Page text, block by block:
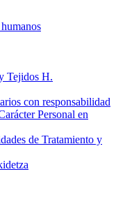
Tejidos H.
con responsabilidad
Personal en
de Tratamiento y